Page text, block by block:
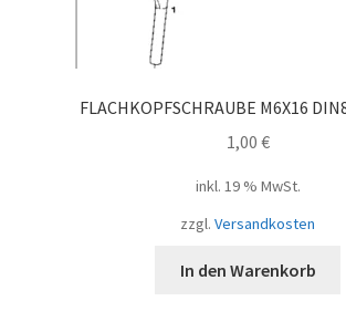
FLACHKOPFSCHRAUBE M6X16
1,00 €
inkl. 19 % MwSt.
zzgl. Versandkosten
In den Warenkorb